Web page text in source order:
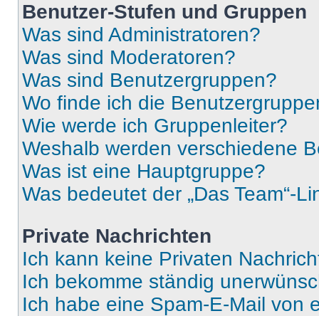
Benutzer-Stufen und Gruppen
Was sind Administratoren?
Was sind Moderatoren?
Was sind Benutzergruppen?
Wo finde ich die
Wie werde ich Gruppenleiter?
Weshalb werden verschiedene
Was ist eine Hauptgruppe?
Was bedeutet der „Das Team“-
Private Nachrichten
Ich kann keine Privaten
Ich bekomme ständig
Ich habe eine Spam-E-Mail von